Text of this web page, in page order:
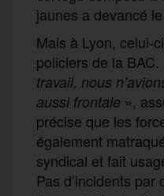
jaunes a devancé
Mais à Lyon, celui-
policiers de la BAC.
travail, nous
aussi frontale »,
précise que les
également
syndical et fait
Pas d’incidents